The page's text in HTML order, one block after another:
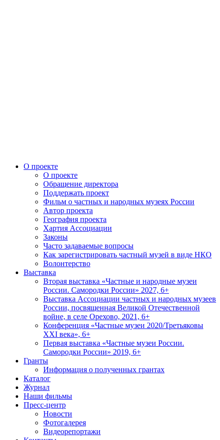
О проекте
О проекте
Обращение директора
Поддержать проект
Фильм о частных и народных музеях России
Автор проекта
География проекта
Хартия Ассоциации
Законы
Часто задаваемые вопросы
Как зарегистрировать частный музей в виде НКО
Волонтерство
Выставка
Вторая выставка «Частные и народные музеи
России. Самородки России» 2027, 6+
Выставка Ассоциации частных и народных музеев
России, посвященная Великой Отечественной
войне, в селе Орехово, 2021, 6+
Конференция «Частные музеи 2020/Третьяковы
XXI века», 6+
Первая выставка «Частные музеи России.
Самородки России» 2019, 6+
Гранты
Информация о полученных грантах
Каталог
Журнал
Наши фильмы
Пресс-центр
Новости
Фотогалерея
Видеорепортажи